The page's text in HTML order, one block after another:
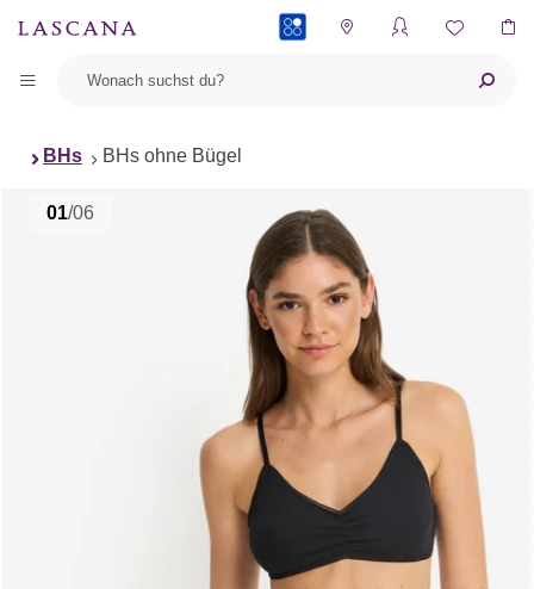
BHs BHs ohne Bügel
01/06